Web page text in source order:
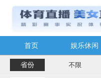
首页 娱乐休闲
省份 不限